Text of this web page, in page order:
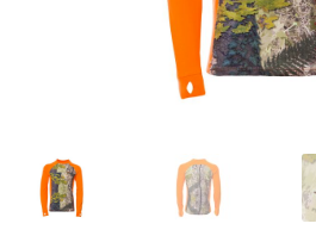
Гармин устройства